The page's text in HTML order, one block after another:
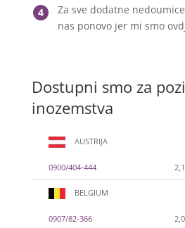
4
Za sve dodatne
nas ponovo jer mi smo
Dostupni smo za
inozemstva
AUSTRIJA
0900/404-444
BELGIUM
0907/82-366